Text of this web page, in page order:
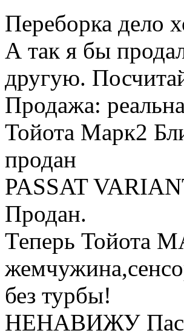
Переборка дело
А так я бы
другую.
Продажа:
Тойота Марк2
продан
PASSAT
Продан.
Теперь Тойота
без турбы!
НЕНАВИЖУ